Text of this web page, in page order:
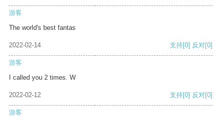
游客
The world's best fantas
2022-02-14 支持[0] 反对[0]
游客
I called you 2 times. W
2022-02-12 支持[0] 反对[0]
游客